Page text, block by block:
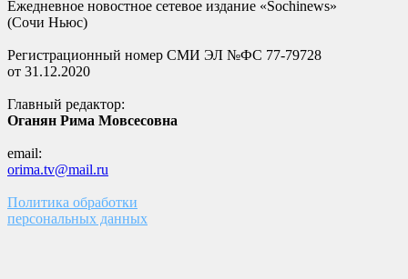
Ежедневное новостное сетевое издание «Sochinews»
(Сочи Ньюс)
Регистрационный номер СМИ ЭЛ №ФС 77-79728
от 31.12.2020
Главный редактор:
Оганян Рима Мовсесовна
email:
orima.tv@mail.ru
Политика обработки
персональных данных